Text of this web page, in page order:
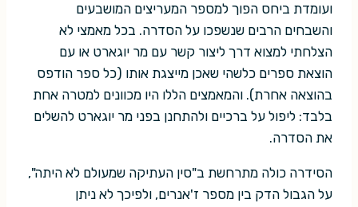
ועומדת ביחס הפוך למספר המעריצים המושבעים
והשבחים הרבים שנשפכו על הסדרה. בכל מאמצי לא
הצלחתי למצוא דרך ליצור קשר עם מר יוגארט או עם
הוצאת ספרים כלשהי שאכן מייצגת אותו (כל ספר הודפס
בהוצאה אחרת). והמאמצים הללו היו מכוונים למטרה אחת
בלבד: ליפול על ברכיים ולהתחנן בפני מר יוגארט להשלים
את הסדרה.
הסידרה כולה מתרחשת ב"סין העתיקה שמעולם לא היתה",
על הגבול הדק בין מספר ז'אנרים, ולפיכך לא ניתן